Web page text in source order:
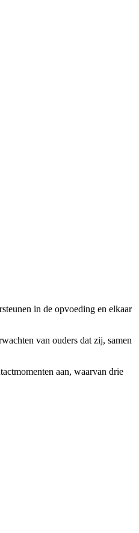
in de opvoeding en elkaar
van ouders dat zij, samen
aan, waarvan drie